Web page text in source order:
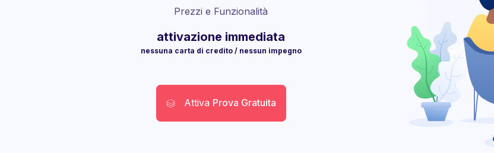
Prezzi e Funzionalità
attivazione immediata
nessuna carta di credito / nessun impegno
Attiva Prova Gratuita